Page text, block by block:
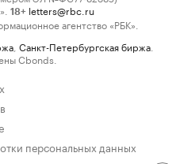
18+ letters@rbc.ru
агентство «РБК».
Санкт-Петербургская биржа
Cbonds.
персональных данных